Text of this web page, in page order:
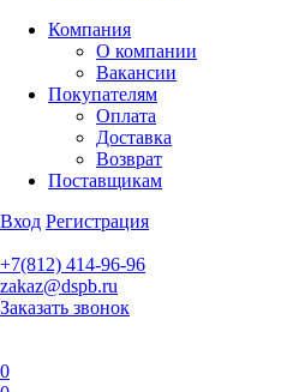
Компания
О компании
Вакансии
Покупателям
Оплата
Доставка
Возврат
Поставщикам
Вход Регистрация
+7(812) 414-96-96
zakaz@dspb.ru
Заказать звонок
0